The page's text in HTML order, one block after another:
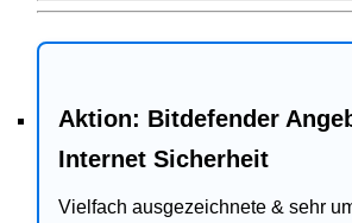
Aktion: Bitdefender
Internet Sicherheit
Vielfach ausgezeichnete & sehr